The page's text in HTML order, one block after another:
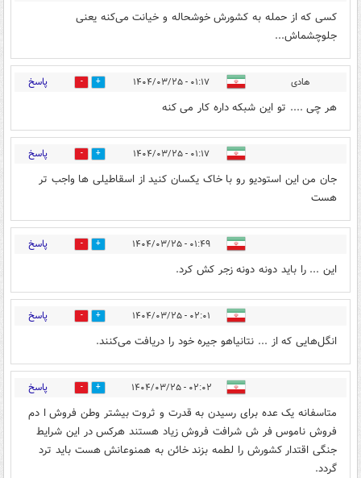
کسی که از حمله به کشورش خوشحاله و خیانت می‌کنه یعنی
جلو‌چشماش...
هادی ۰۱:۱۷ - ۱۴۰۴/۰۳/۲۵ 5 پاسخ
هر چی .... تو این شبکه داره کار می کنه
۰۱:۱۷ - ۱۴۰۴/۰۳/۲۵ 4 پاسخ
جان من این استودیو رو با خاک یکسان کنید از اسقاطیلی ها واجب تر
هست
۰۱:۴۹ - ۱۴۰۴/۰۳/۲۵ 3 پاسخ
این ... را باید دونه دونه زجر کش کرد.
۰۲:۰۱ - ۱۴۰۴/۰۳/۲۵ 6 پاسخ
انگل‌هایی که از ... نتانیاهو جیره خود را دریافت می‌کنند.
۰۲:۰۲ - ۱۴۰۴/۰۳/۲۵ 4 پاسخ
متاسفانه یک عده برای رسیدن به قدرت و ثروت بیشتر وطن فروش ا دم
فروش ناموس فر ش شرافت فروش زیاد هستند هرکس در این شرایط
جنگی اقتدار کشورش را لطمه بزند خائن به همنوعانش هست باید ترد
گردد.